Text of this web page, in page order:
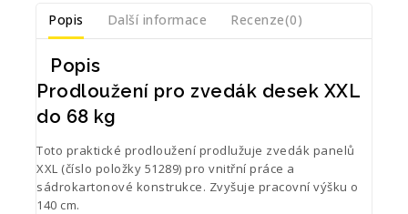
Popis Další informace Recenze(0)
Popis
Prodloužení pro zvedák desek XXL
do 68 kg
Toto praktické prodloužení prodlužuje zvedák panelů
XXL (číslo položky 51289) pro vnitřní práce a
sádrokartonové konstrukce. Zvyšuje pracovní výšku o
140 cm.